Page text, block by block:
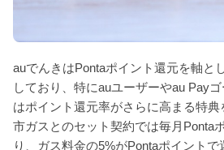
auでんきはPontaポイント還元を軸と
しており、特にauユーザーやau Pay
はポイント還元率がさらに高まる特
市ガスとのセット契約では毎月Ponta
り、ガス料金の5%がPontaポイント